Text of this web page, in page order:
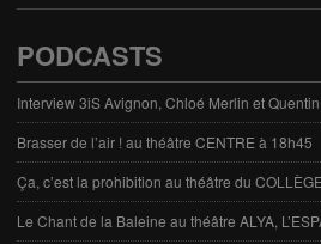
PODCASTS
Interview 3iS Avignon, Chloé Merlin et
Brasser de l’air ! au théâtre CENTRE à 18h45
Ça, c’est la prohibition au théâtre du
Le Chant de la Baleine au théâtre ALYA,